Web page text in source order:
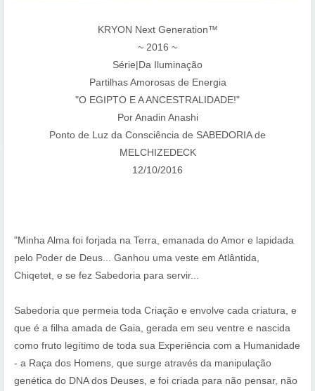
KRYON Next Generation™
~ 2016 ~
Série|Da Iluminação
Partilhas Amorosas de Energia
"O EGIPTO E A ANCESTRALIDADE!"
Por Anadin Anashi
Ponto de Luz da Consciência de SABEDORIA de
MELCHIZEDECK
12/10/2016
"Minha Alma foi forjada na Terra, emanada do Amor e lapidada
pelo Poder de Deus... Ganhou uma veste em Atlântida,
Chiqetet, e se fez Sabedoria para servir...
Sabedoria que permeia toda Criação e envolve cada criatura, e
que é a filha amada de Gaia, gerada em seu ventre e nascida
como fruto legítimo de toda sua Experiência com a Humanidade
- a Raça dos Homens, que surge através da manipulação
genética do DNA dos Deuses, e foi criada para não pensar, não